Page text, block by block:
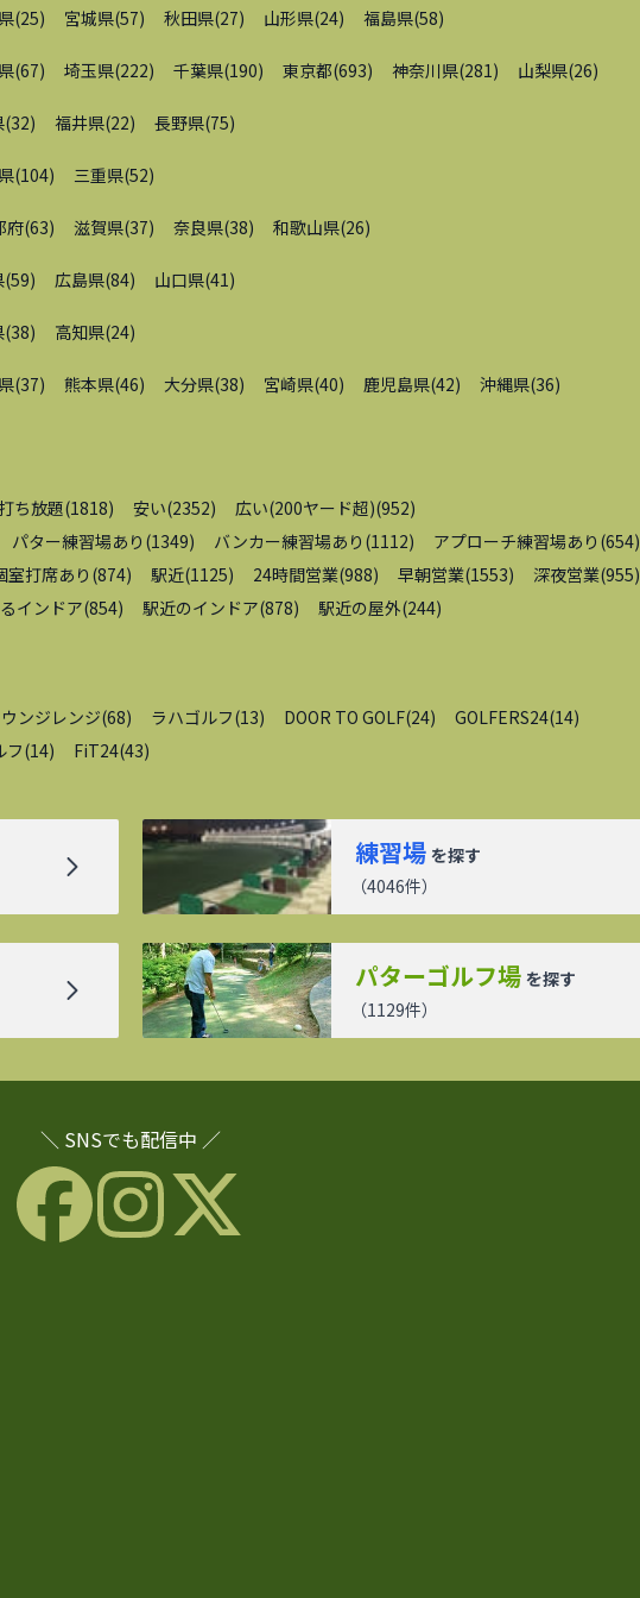
(25) 宮城県(57) 秋田県(27) 山形県(24) 福島県(58)
(67) 埼玉県(222) 千葉県(190) 東京都(693) 神奈川県(281) 山梨県(26)
(32) 福井県(22) 長野県(75)
(104) 三重県(52)
府(63) 滋賀県(37) 奈良県(38) 和歌山県(26)
(59) 広島県(84) 山口県(41)
(38) 高知県(24)
(37) 熊本県(46) 大分県(38) 宮崎県(40) 鹿児島県(42) 沖縄県(36)
ち放題(1818) 安い(2352) 広い(200ヤード超)(952)
パター練習場あり (1349) バンカー練習場あり (1112) アプローチ練習場あり (654)
室打席あり (874) 駅近(1125) 24時間営業(988) 早朝営業(1553) 深夜営業(955)
インドア(854) 駅近のインドア(878) 駅近の屋外(244)
ンジレンジ(68) ラハゴルフ(13) DOOR TO GOLF(24) GOLFERS24(14)
フ(14) FiT24(43)
練習場 を探す
（4046件）
パターゴルフ場 を探す
（1129件）
＼ SNSでも配信中 ／